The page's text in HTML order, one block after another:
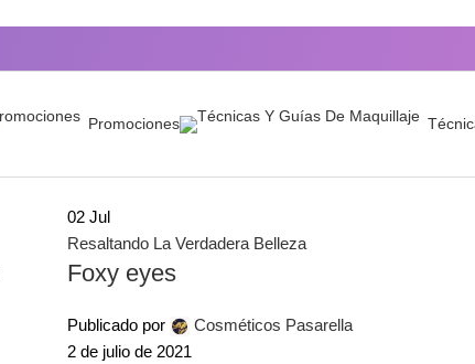
Promociones
02 Jul
Resaltando La Verdadera Belleza
Foxy eyes
Publicado por
Cosméticos Pasarella
2 de julio de 2021